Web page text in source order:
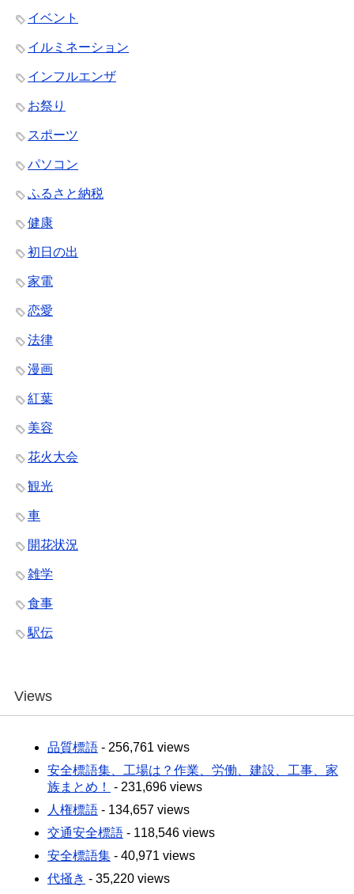
イベント
イルミネーション
インフルエンザ
お祭り
スポーツ
パソコン
ふるさと納税
健康
初日の出
家電
恋愛
法律
漫画
紅葉
美容
花火大会
観光
車
開花状況
雑学
食事
駅伝
Views
品質標語 - 256,761 views
安全標語集、工場は？作業、労働、建設、工事、家
族まとめ！
- 231,696 views
人権標語 - 134,657 views
交通安全標語 - 118,546 views
安全標語集 - 40,971 views
代掻き - 35,220 views